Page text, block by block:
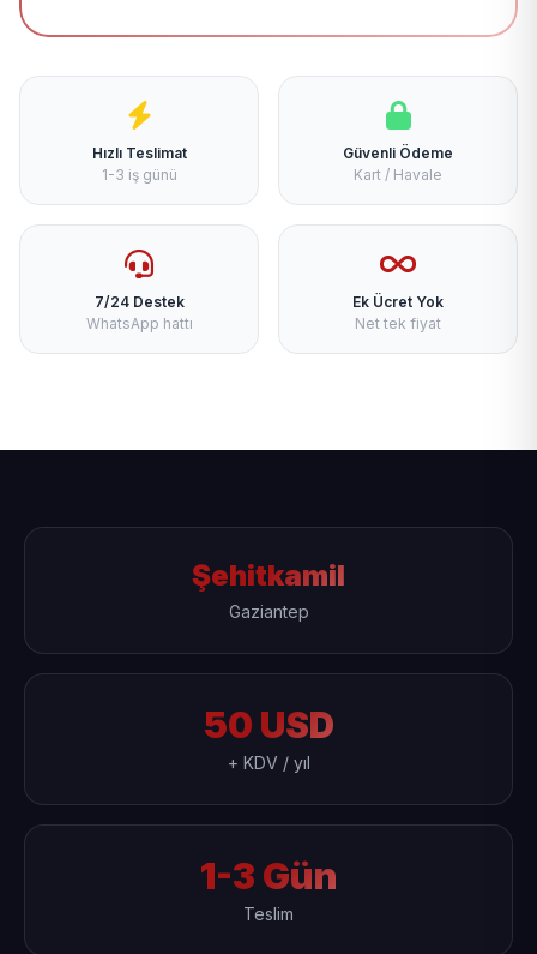
Hızlı Teslimat
1-3 iş günü
Güvenli Ödeme
Kart / Havale
7/24 Destek
WhatsApp hattı
Ek Ücret Yok
Net tek fiyat
Şehitkamil
Gaziantep
50 USD
+ KDV / yıl
1-3 Gün
Teslim